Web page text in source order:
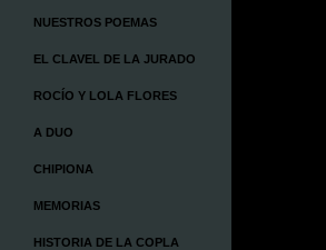
NUESTROS POEMAS
EL CLAVEL DE LA JURADO
ROCÍO Y LOLA FLORES
A DUO
CHIPIONA
MEMORIAS
HISTORIA DE LA COPLA